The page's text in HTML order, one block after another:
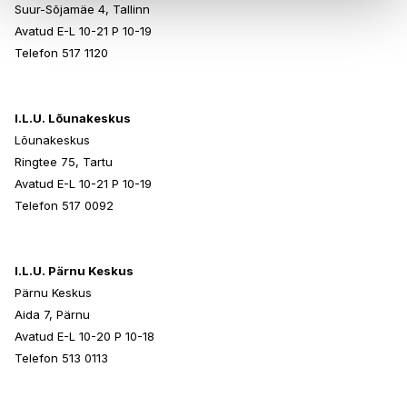
Suur-Sõjamäe 4, Tallinn
Avatud E-L 10-21 P 10-19
Telefon 517 1120
I.L.U. Lõunakeskus
Lõunakeskus
Ringtee 75, Tartu
Avatud E-L 10-21 P 10-19
Telefon 517 0092
I.L.U. Pärnu Keskus
Pärnu Keskus
Aida 7, Pärnu
Avatud E-L 10-20 P 10-18
Telefon 513 0113